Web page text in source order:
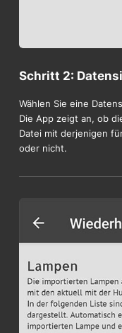
Schritt 2:
Wählen Sie eine
Die App zeigt an, ob
Datei mit derjenigen
oder nicht.